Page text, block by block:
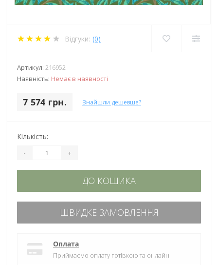
Відгуки: (0)
Артикул: 216952
Наявність: Немає в наявності
7 574 грн. Знайшли дешевше?
Кількість:
- +
ДО КОШИКА
ШВИДКЕ ЗАМОВЛЕННЯ
Оплата
Приймаємо оплату готівкою та онлайн